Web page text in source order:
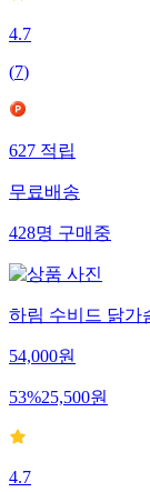
4.7
(7)
627적립
무료배송
428명구매중
하림 수비드 닭가
54,000원
53%25,500원
4.7